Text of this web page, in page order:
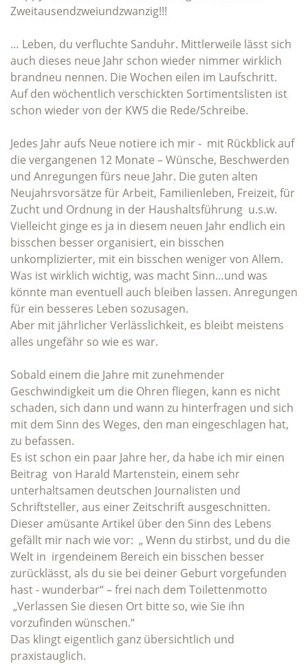
Zweitausendzweiundzwanzig!!!
… Leben, du verfluchte Sanduhr. Mittlerweile lässt sich
auch dieses neue Jahr schon wieder nimmer wirklich
brandneu nennen. Die Wochen eilen im Laufschritt.
Auf den wöchentlich verschickten Sortimentslisten ist
schon wieder von der KW5 die Rede/Schreibe.
Jedes Jahr aufs Neue notiere ich mir - mit Rückblick auf
die vergangenen 12 Monate – Wünsche, Beschwerden
und Anregungen fürs neue Jahr. Die guten alten
Neujahrsvorsätze für Arbeit, Familienleben, Freizeit, für
Zucht und Ordnung in der Haushaltsführung u.s.w.
Vielleicht ginge es ja in diesem neuen Jahr endlich ein
bisschen besser organisiert, ein bisschen
unkomplizierter, mit ein bisschen weniger von Allem.
Was ist wirklich wichtig, was macht Sinn…und was
könnte man eventuell auch bleiben lassen. Anregungen
für ein besseres Leben sozusagen.
Aber mit jährlicher Verlässlichkeit, es bleibt meistens
alles ungefähr so wie es war.
Sobald einem die Jahre mit zunehmender
Geschwindigkeit um die Ohren fliegen, kann es nicht
schaden, sich dann und wann zu hinterfragen und sich
mit dem Sinn des Weges, den man eingeschlagen hat,
zu befassen.
Es ist schon ein paar Jahre her, da habe ich mir einen
Beitrag von Harald Martenstein, einem sehr
unterhaltsamen deutschen Journalisten und
Schriftsteller, aus einer Zeitschrift ausgeschnitten.
Dieser amüsante Artikel über den Sinn des Lebens
gefällt mir nach wie vor: „ Wenn du stirbst, und du die
Welt in irgendeinem Bereich ein bisschen besser
zurücklässt, als du sie bei deiner Geburt vorgefunden
hast - wunderbar“ – frei nach dem Toilettenmotto
„Verlassen Sie diesen Ort bitte so, wie Sie ihn
vorzufinden wünschen.“
Das klingt eigentlich ganz übersichtlich und
praxistauglich.